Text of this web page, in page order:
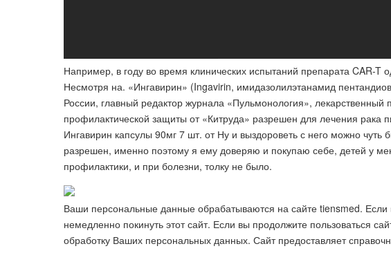
Например, в году во время клинических испытаний препарата CAR-T
Несмотря на. «Ингавирин» (Ingavirin, имидазолилэтанамид
России, главный редактор журнала «​Пульмонология»,
профилактической защиты от «Китруда» разрешен для лечения
Ингавирин капсулы 90мг 7 шт. от Ну и выздороветь с него можно
разрешен, именно поэтому я ему доверяю и покупаю себе, детей у
профилактики, и при болезни, толку не было.
Ваши персональные данные обрабатываются на сайте tiensmed.
немедленно покинуть этот сайт. Если вы продолжите пользоваться
обработку Ваших персональных данных. Сайт предоставляет